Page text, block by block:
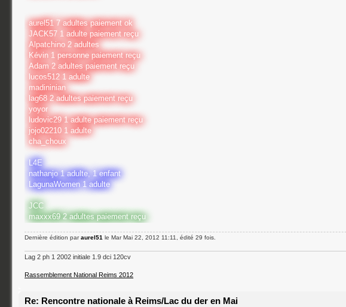
aurel51 7 adultes paiement ok
JACK57 1 adulte paiement reçu
Alpatchino 2 adultes
Kévin 1 personne paiement reçu
Adam 2 adultes paiement reçu
lucos512 1 adulte
madininian
lag68 2 adultes paiement reçu
yoyor
ludovic29 1 adulte paiement reçu
jojo02210 1 adulte
cha_choux
L4E
nathanjo 1 adulte, 1 enfant
LagunaWomen 1 adulte
JCC
maxxx69 2 adultes paiement reçu
Dernière édition paraurel51 le Mar Mai 22, 2012 11:11, édité 29 fois.
Lag 2 ph 1 2002 initiale 1.9 dci 120cv
Rassemblement National Reims 2012
Re: Rencontre nationale à Reims/Lac du der en Mai